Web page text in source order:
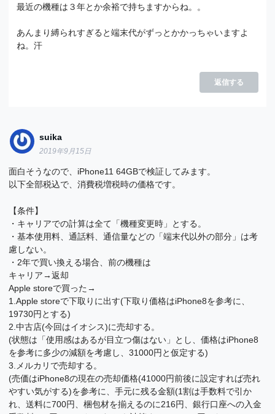
最近の機種は３年とか余裕で持ちますからね。。
あんまり縛られすぎると端末代がずっとかかっちゃいますよ
ね。汗
返信する
suika
2019年9月15日
面白そうなので、iPhone11 64GBで検証してみます。
以下全部税込で、消費税増税時の価格です。
【条件】
・キャリアでの計算は全て「機種変更時」とする。
・基本使用料、通話料、通信量などの「端末代以外の部分」は考
慮しない。
・2年で買い換える場合、前の機種は
キャリア→返却
Apple storeで買った→
1.Apple storeで下取りに出す(下取り価格はiPhone8を参考に、
19730円とする)
2.中古店(今回はイオシス)に売却する。
(状態は「使用感はあるが目立つ傷はない」とし、価格はiPhone8
を参考に多少の減額を考慮し、31000円と仮定する)
3.メルカリで売却する。
(売価はiPhone8の現在の売却価格(41000円前後に設定すれば売れ
やすい気がする)を参考に、手元に残る金額(1割は手数料で引か
れ、送料に700円、梱包材を揃えるのに216円、銀行口座への入金